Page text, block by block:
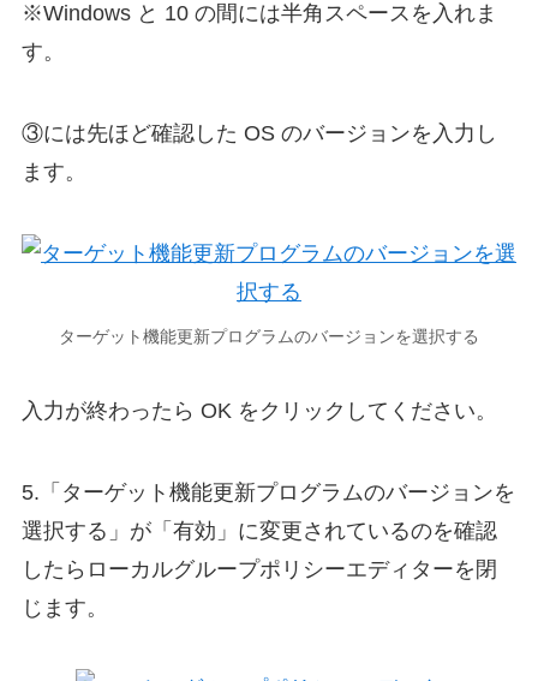
※Windows と 10 の間には半角スペースを入れま
す。
③には先ほど確認した OS のバージョンを入力し
ます。
ターゲット機能更新プログラムのバージョンを選択する
入力が終わったら OK をクリックしてください。
5.「ターゲット機能更新プログラムのバージョンを
選択する」が「有効」に変更されているのを確認
したらローカルグループポリシーエディターを閉
じます。